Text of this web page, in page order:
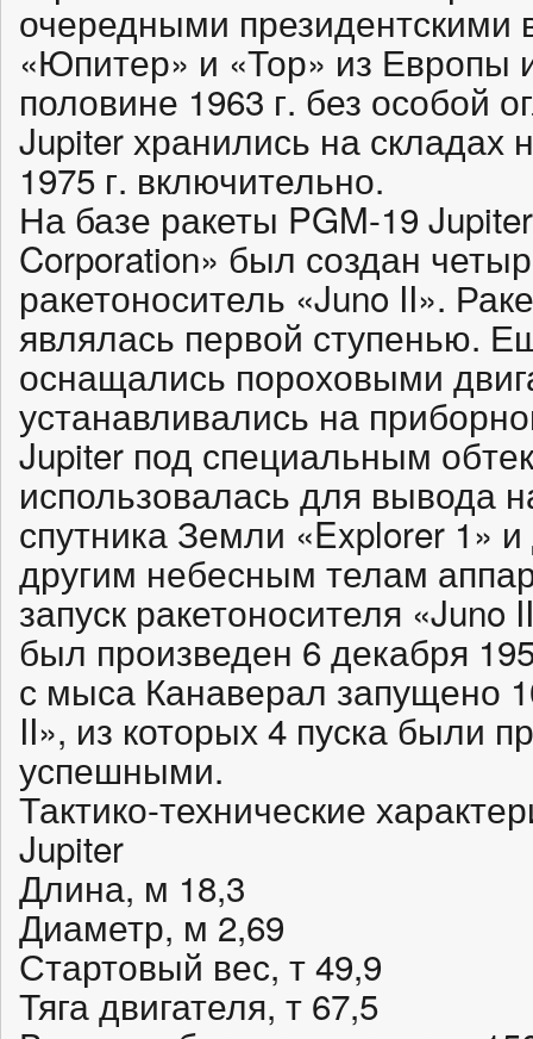
очередными президентскими
«Юпитер» и «Тор» из Европы
половине 1963 г. без особой
Jupiter хранились на
1975 г. включительно.
На базе ракеты PGM-19
Corporation» был создан
ракетоноситель «Juno II».
являлась первой ступенью.
оснащались пороховыми
устанавливались на
Jupiter под специальным
использовалась для вывода
спутника Земли «Explorer 1»
другим небесным телам
запуск ракетоносителя «Juno
был произведен 6 декабря
с мыса Канаверал запущено
II», из которых 4 пуска были
успешными.
Тактико-технические
Jupiter
Длина, м 18,3
Диаметр, м 2,69
Стартовый вес, т 49,9
Тяга двигателя, т 67,5